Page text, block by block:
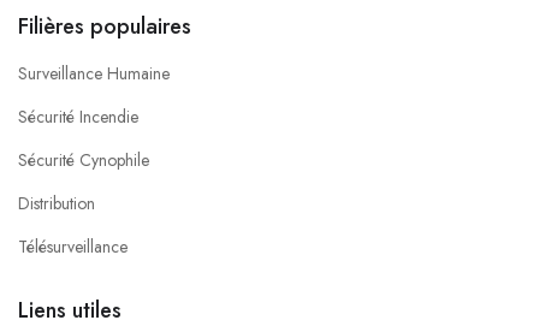
Filières populaires
Surveillance Humaine
Sécurité Incendie
Sécurité Cynophile
Distribution
Télésurveillance
Liens utiles